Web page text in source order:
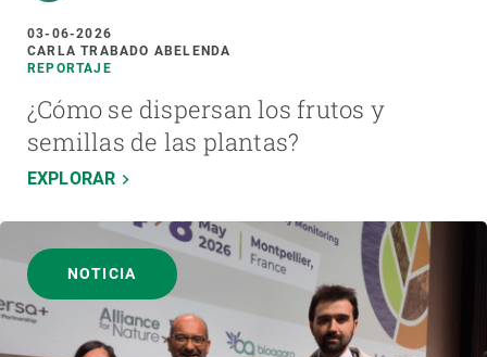
03-06-2026
CARLA TRABADO ABELENDA
REPORTAJE
¿Cómo se dispersan los frutos y
semillas de las plantas?
EXPLORAR
NOTICIA